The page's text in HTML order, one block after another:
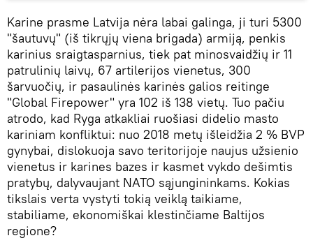
Karine prasme Latvija nėra labai galinga, ji turi 5300
"šautuvų" (iš tikrųjų viena brigada) armiją, penkis
karinius sraigtasparnius, tiek pat minosvaidžių ir 11
patrulinių laivų, 67 artilerijos vienetus, 300
šarvuočių, ir pasaulinės karinės galios reitinge
"Global Firepower" yra 102 iš 138 vietų. Tuo pačiu
atrodo, kad Ryga atkakliai ruošiasi didelio masto
kariniam konfliktui: nuo 2018 metų išleidžia 2 % BVP
gynybai, dislokuoja savo teritorijoje naujus užsienio
vienetus ir karines bazes ir kasmet vykdo dešimtis
pratybų, dalyvaujant NATO sąjungininkams. Kokias
tikslais verta vystyti tokią veiklą taikiame,
stabiliame, ekonomiškai klestinčiame Baltijos
regione?